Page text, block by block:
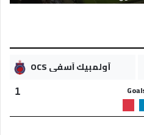
أولمبيك آسفي OCS
1